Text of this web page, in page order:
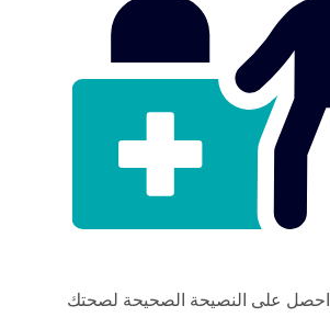
احصل على النصيحة الصحيحة لصحتك